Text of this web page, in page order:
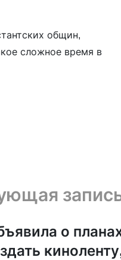
общин,
сложное время в
о